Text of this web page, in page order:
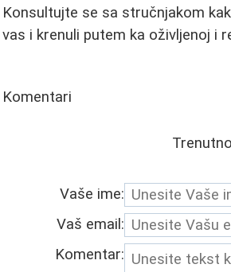
Konsultujte se sa stručnjakom
vas i krenuli putem ka oživljenoj i
Komentari
Vaše ime:
Vaš email:
Komentar: